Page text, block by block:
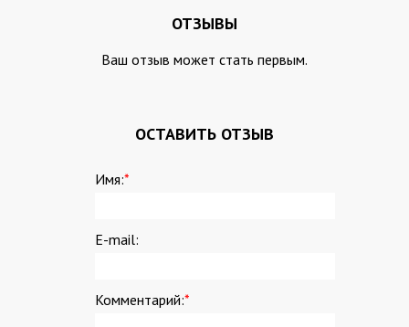
ОТЗЫВЫ
Ваш отзыв может стать первым.
ОСТАВИТЬ ОТЗЫВ
Имя:*
E-mail:
Комментарий:*